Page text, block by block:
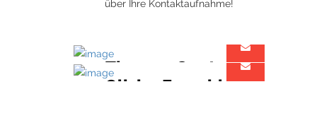
über Ihre Kontaktaufnahme!
Thomas Ganter
Olivier Forschle